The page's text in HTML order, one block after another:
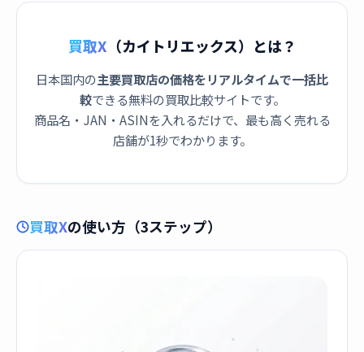
買取X （カイトリエックス）とは？
日本国内の主要買取店の価格をリアルタイムで一括比
較できる無料の買取比較サイトです。
商品名・JAN・ASINを入れるだけで、最も高く売れる
店舗が1秒でわかります。
買取Xの使い方（3ステップ）